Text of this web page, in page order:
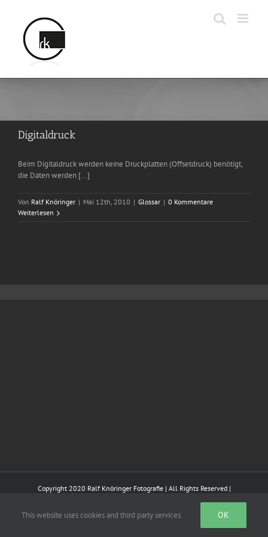
springen
Digitaldruck
Beim Digitaldruck werden keine Druckplatten (Offsetdruck) benötigt,
die Daten werden [...]
Von Ralf Knöringer | Mai 12th, 2010 | Glossar | 0 Kommentare
Weiterlesen
Copyright 2020 Ralf Knöringer Fotografie | All Rights Reserved |
This website uses cookies and third party services. OK